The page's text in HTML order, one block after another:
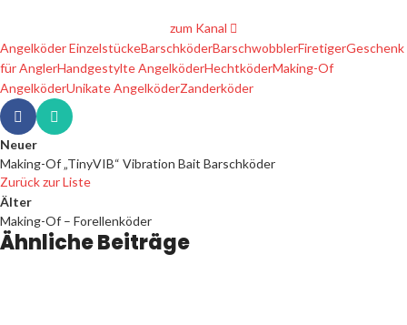
zum Kanal
Angelköder EinzelstückeBarschköderBarschwobblerFiretigerGeschenk
für AnglerHandgestylte AngelköderHechtköderMaking-Of
AngelköderUnikate AngelköderZanderköder
Neuer
Making-Of „TinyVIB“ Vibration Bait Barschköder
Zurück zur Liste
Älter
Making-Of – Forellenköder
Ähnliche Beiträge